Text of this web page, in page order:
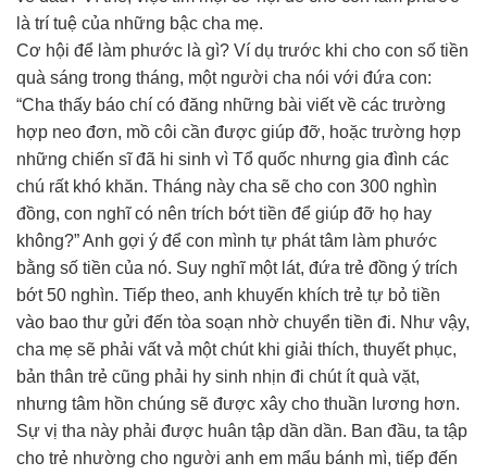
là trí tuệ của những bậc cha mẹ.
Cơ hội để làm phước là gì? Ví dụ trước khi cho con số tiền
quà sáng trong tháng, một người cha nói với đứa con:
“Cha thấy báo chí có đăng những bài viết về các trường
hợp neo đơn, mồ côi cần được giúp đỡ, hoặc trường hợp
những chiến sĩ đã hi sinh vì Tổ quốc nhưng gia đình các
chú rất khó khăn. Tháng này cha sẽ cho con 300 nghìn
đồng, con nghĩ có nên trích bớt tiền để giúp đỡ họ hay
không?” Anh gợi ý để con mình tự phát tâm làm phước
bằng số tiền của nó. Suy nghĩ một lát, đứa trẻ đồng ý trích
bớt 50 nghìn. Tiếp theo, anh khuyến khích trẻ tự bỏ tiền
vào bao thư gửi đến tòa soạn nhờ chuyển tiền đi. Như vậy,
cha mẹ sẽ phải vất vả một chút khi giải thích, thuyết phục,
bản thân trẻ cũng phải hy sinh nhịn đi chút ít quà vặt,
nhưng tâm hồn chúng sẽ được xây cho thuần lương hơn.
Sự vị tha này phải được huân tập dần dần. Ban đầu, ta tập
cho trẻ nhường cho người anh em mẩu bánh mì, tiếp đến